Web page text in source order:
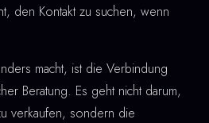
den Kontakt zu suchen, wenn
macht, ist die Verbindung
Beratung. Es geht nicht darum,
verkaufen, sondern die